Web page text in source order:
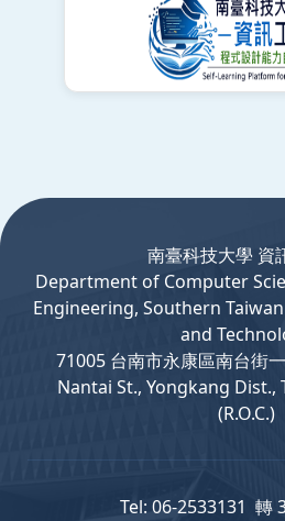
南臺科技大學 資
Departmentof Computer
Engineering, Southern
and
71005 台南市永康區南台街
Nantai St., Yongkang Dist.,
(R.O.C.)
Tel: 06-2533131 轉